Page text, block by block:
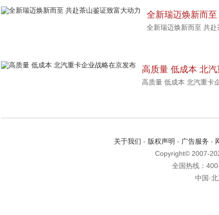
全新瑞迈焕新而
全新瑞迈焕新而至 共
高质量 低成本 北
高质量 低成本 北汽重卡
关于我们 - 版权声明 - 广告服务 -
Copyright© 2007-
全国热线：
中国·